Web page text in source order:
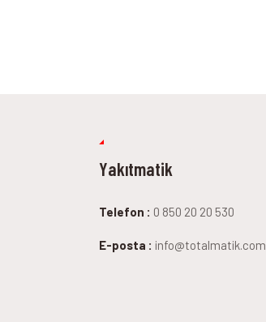
Yakıtmatik
Telefon : 0 850 20 20 530
E-posta : info@totalmatik.com